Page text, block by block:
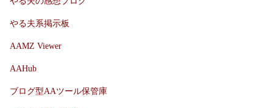
やる夫系掲示板
AAMZ Viewer
AAHub
ブログ型AAツール保管庫